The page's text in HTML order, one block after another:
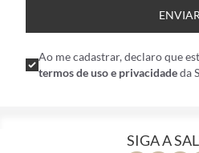
ENVIAR
Ao me cadastrar, declaro que
termos de uso e privacidadeda
SIGA A